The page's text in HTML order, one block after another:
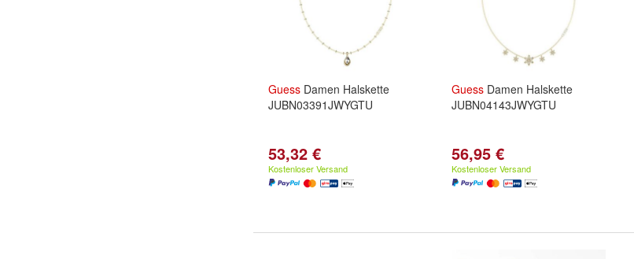
Guess Damen Halskette
JUBN03391JWYGTU
53,32 €
Kostenloser Versand
Guess Damen Halskette
JUBN04143JWYGTU
56,95 €
Kostenloser Versand